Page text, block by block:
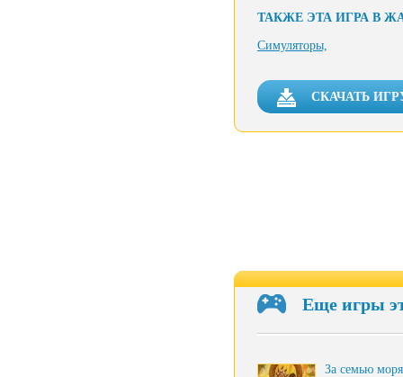
ТАКЖЕ ЭТА ИГРА В
Симуляторы,
СКАЧАТЬ
Еще игры
За семью